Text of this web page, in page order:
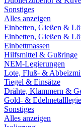
Sonstiges
Alles anzeigen
Einbetten, Gießen &
Einbetten, Gießen &
Einbettmassen
Hilfsmittel & Gußringe
NEM-Legierungen
Lote, Fluß- &
Tiegel & Einsätze
Drähte, Klammern &
Gold- &
Sonstiges
Alles anzeigen